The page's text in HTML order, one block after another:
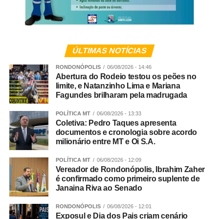
Limites sem violência
sendo uma das principais responsabilidades da família. A
diferença está na forma como esses limites são
apresentados.
“Ser firme não significa ser agressivo. Uma atitude
simples e muito eficaz é abaixar-se para ficar na altura da
criança, estabelecer contato visual e falar com uma voz
calma, mas segura. Depois, é importante procurar
compreender o que aconteceu e ajudar a criança a
reconhecer e nomear aquilo que está sentindo”, sugere
Andreia.
Segundo ela, acolher emoções como tristeza, medo,
frustração e raiva, sem abrir mão de regras claras e
consistentes, ajuda a criança a desenvolver recursos
para lidar com esses sentimentos de maneira saudável.
ÚLTIMAS NOTÍCIAS
RONDONÓPOLIS 06/08/2026 - 14:46
Abertura do Rodeio testou os peões no
limite, e Natanzinho Lima e Mariana
Fagundes brilharam pela madrugada
POLÍTICA MT 06/08/2026 - 13:33
Coletiva: Pedro Taques apresenta
documentos e cronologia sobre acordo
milionário entre MT e Oi S.A.
POLÍTICA MT 06/08/2026 - 12:09
Vereador de Rondonópolis, Ibrahim Zaher
é confirmado como primeiro suplente de
Janaina Riva ao Senado
RONDONÓPOLIS 06/08/2026 - 12:01
Exposul e Dia dos Pais criam cenário